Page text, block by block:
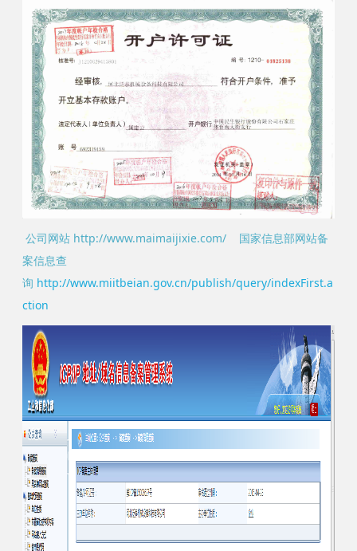
公司网站 http://www.maimaijixie.com/ 国家信息部网站备
案信息查
询 http://www.miitbeian.gov.cn/publish/query/indexFirst.a
ction